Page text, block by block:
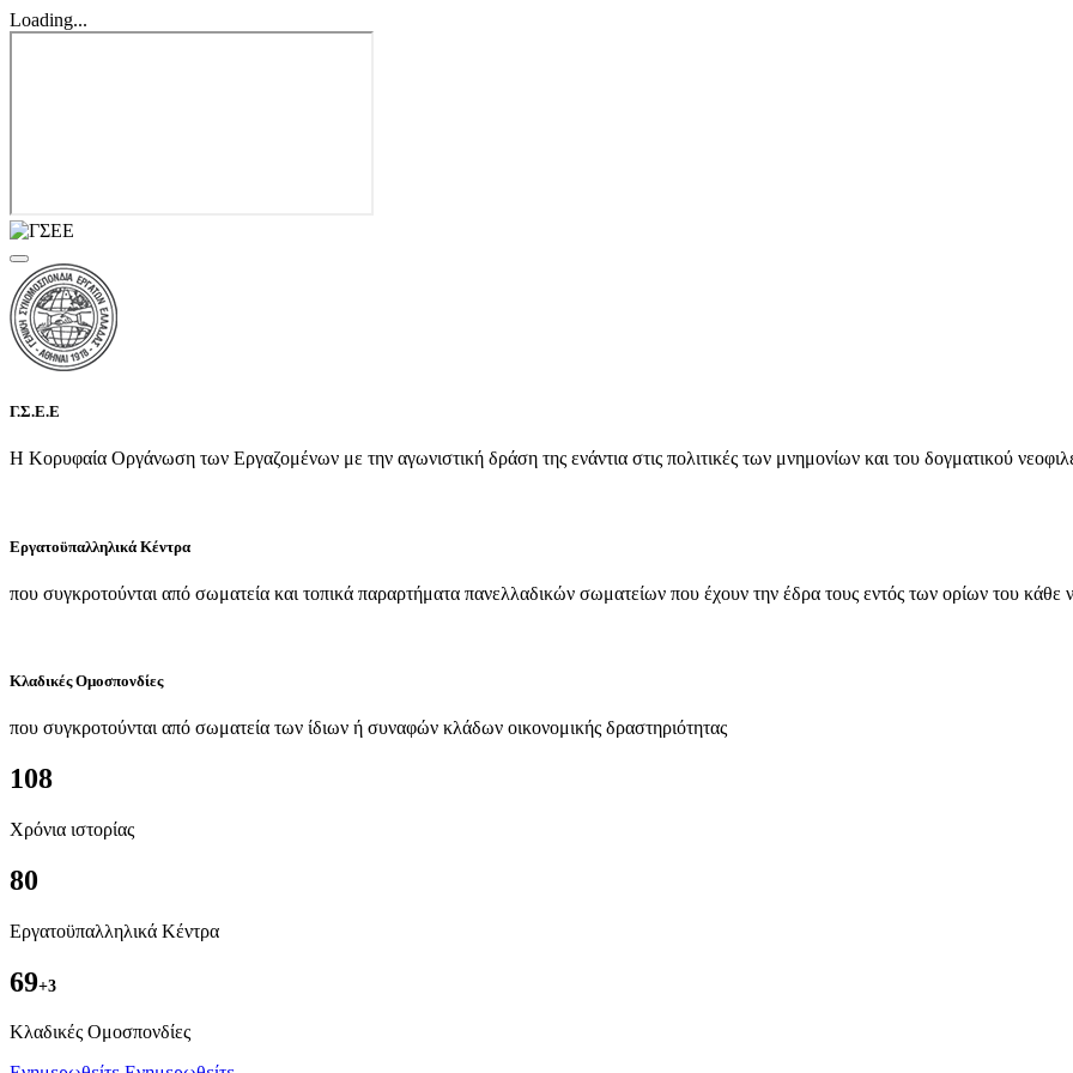
Loading...
Γ.Σ.Ε.Ε
Η Κορυφαία Οργάνωση των Εργαζομένων με την αγωνιστική δράση της ενάντια στις πολιτικές των μνημονίων και του δογματικού
Εργατοϋπαλληλικά Κέντρα
που συγκροτούνται από σωματεία και τοπικά παραρτήματα πανελλαδικών σωματείων που έχουν την έδρα τους εντός των ορίων του κάθε
Κλαδικές Ομοσπονδίες
που συγκροτούνται από σωματεία των ίδιων ή συναφών κλάδων οικονομικής δραστηριότητας
108
Χρόνια ιστορίας
80
Εργατοϋπαλληλικά Κέντρα
69+3
Kλαδικές Ομοσπονδίες